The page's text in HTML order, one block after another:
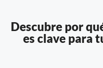
Descubre por
es clave para